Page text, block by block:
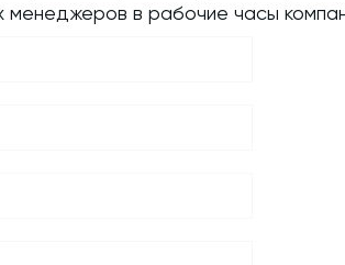
менеджеров в рабочие часы